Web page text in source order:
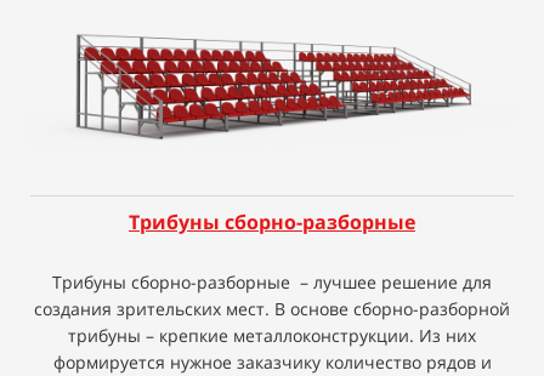
Трибуны сборно-разборные
Трибуны сборно-разборные – лучшее решение для
создания зрительских мест. В основе сборно-разборной
трибуны – крепкие металлоконструкции. Из них
формируется нужное заказчику количество рядов и